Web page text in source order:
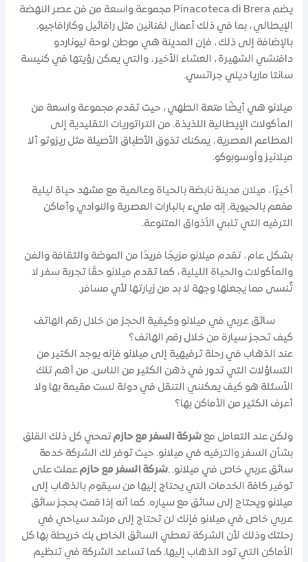
يضم Pinacoteca di Brera مجموعة واسعة من فن عصر النهضة
الإيطالي ، بما في ذلك أعمال لفنانين مثل رافائيل وكارافاجيو.
بالإضافة إلى ذلك ، فإن المدينة هي موطن لوحة ليوناردو
دافنشي الشهيرة ، العشاء الأخير ، والتي يمكن رؤيتها في كنيسة
سانتا ماريا ديلي جراتسي.
ميلانو هي أيضًا متعة الطهي ، حيث تقدم مجموعة واسعة من
المأكولات الإيطالية اللذيذة. من التراتوريات التقليدية إلى
المطاعم العصرية ، يمكنك تذوق الأطباق الأصيلة مثل ريزوتو ألا
ميلانيز وأوسوبوكو.
أخيرًا ، ميلان مدينة نابضة بالحياة وعالمية مع مشهد حياة ليلية
مفعم بالحيوية. إنه مليء بالبارات العصرية والنوادي وأماكن
الترفيه التي تلبي الأذواق المتنوعة.
بشكل عام ، تقدم ميلانو مزيجًا فريدًا من الموضة والثقافة والفن
والمأكولات والحياة الليلية ، كما تقدم ميلانو حقًا تجربة سفر لا
تُنسى مما يجعلها وجهة لا بد من زيارتها لأي مسافر.
سائق عربي في ميلانو وكيفية الحجز من خلال رقم الهاتف
كيف تحجز سيارة من خلال رقم الهاتف؟
عند الذهاب في رحلة ترفيهية إلى ميلانو فإنه يوجد الكثير من
التساؤلات التي تدور في ذهن الكثير من الناس. من أهم تلك
الأسئلة هو كيف يمكنني التنقل في دولة لست مقيمة بها ولا
أعرف الكثير من الأماكن بها؟
ولكن عند التعامل معشركة السفر مع حازمتمحي كل ذلك القلق
بشأن السفر والترفيه في ميلانو. حيث توفر لك الشركة خدمة
سائق عربي خاص في ميلانو. .شركة السفر مع حازمعملت على
توفير كافة الخدمات التي يحتاج إليها من سيقوم بالذهاب إلى
ميلانو ويحتاج إلى سائق مع سياره. كما أنه إذا قمت بحجز سائق
عربي خاص في ميلانو فإنك لن تحتاج إلى مرشد سياحي في
رحلتك وذلك لأن الشركة تعطي السائق الخاص بك خريطة بها كل
الأماكن التي تود الذهاب إليها. كما تساعد الشركة في تنظيم